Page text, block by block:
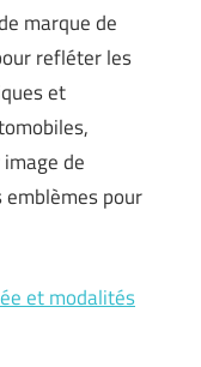
marque de
refléter les
et
de
pour
et modalités